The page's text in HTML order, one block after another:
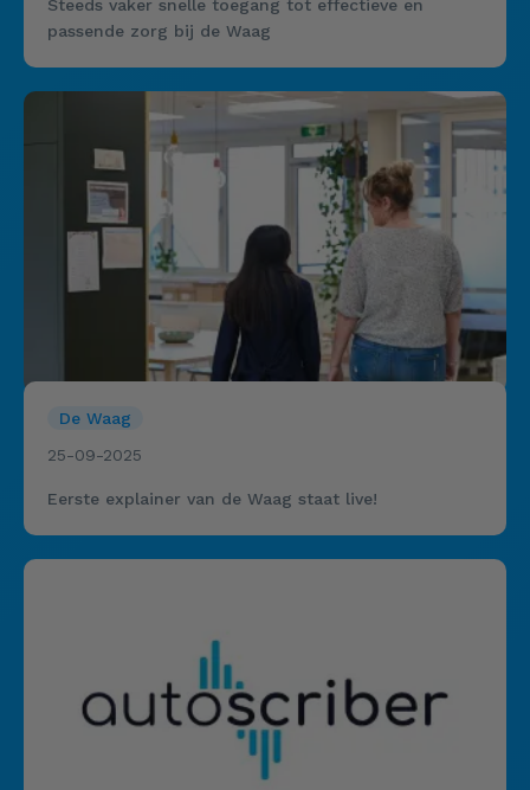
Steeds vaker snelle toegang tot effectieve en
passende zorg bij de Waag
De Waag
25-09-2025
Eerste explainer van de Waag staat live!